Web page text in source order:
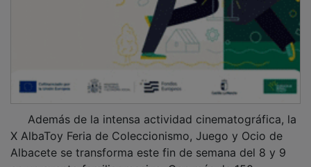
X AlbaToy Feria de Coleccionismo, Juego y Ocio de
Albacete se transforma este fin de semana del 8 y 9
en un evento familiar masivo. Con más de 150